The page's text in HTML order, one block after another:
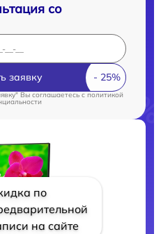
со
заявку
Вы соглашаетесь cполитикой
по
на сайте